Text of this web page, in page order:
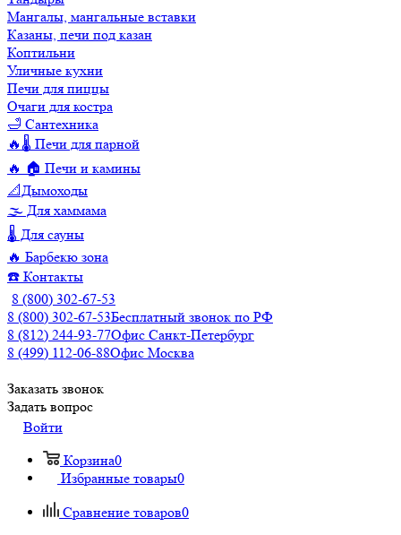
Мангалы, мангальные вставки
Казаны, печи под казан
Коптильни
Уличные кухни
Печи для пиццы
Очаги для костра
🛁 Сантехника
🔥🌡️ Печи для парной
🔥 🏠 Печи и камины
📐Дымоходы
🌫️ Для хаммама
🌡️ Для сауны
🔥 Барбекю зона
☎️ Контакты
8 (800) 302-67-53
8 (800) 302-67-53Бесплатный звонок по РФ
8 (812) 244-93-77Офис Санкт-Петербург
8 (499) 112-06-88Офис Москва
Заказать звонок
Задать вопрос
Войти
Корзина0
Избранные товары0
Сравнение товаров0